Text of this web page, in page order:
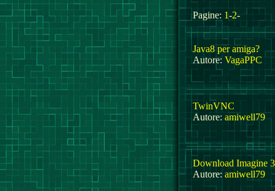
Pagine: 1-2-
Java8 per amiga?
Autore: VagaPPC
TwinVNC
Autore: amiwell79
Download Imagine
Autore: amiwell79